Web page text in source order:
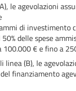
le agevolazioni
di investimento
delle spese
€ e fino a
linea (B), le
finanziamento